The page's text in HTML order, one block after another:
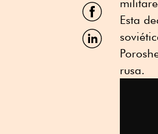
Compartir
por
Facebook
Compartir
por
Esta
rusa.